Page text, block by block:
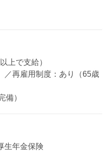
上で支給）
／再雇用制度：あり（65歳
備）
生年金保険